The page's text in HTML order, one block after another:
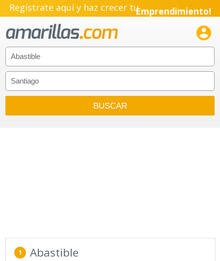
Regístrate aquí y haz crecer tuEmprendimiento!

1 Abastible